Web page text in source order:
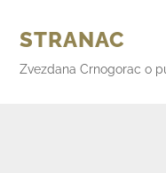
STRANAC
Zvezdana Crnogorac o